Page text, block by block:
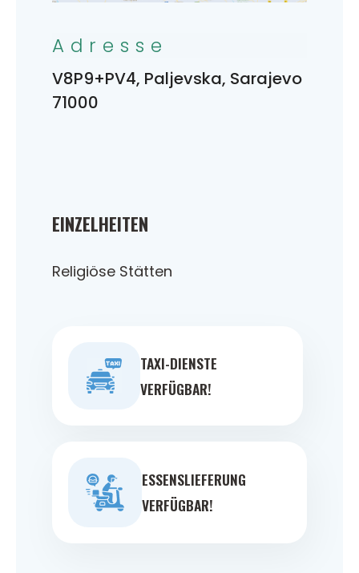
EINZELHEITEN
Religiöse Stätten
TAXI-DIENSTE
VERFÜGBAR!
ESSENSLIEFERUNG
VERFÜGBAR!
Adresse
V8P9+PV4, Paljevska, Sarajevo
71000